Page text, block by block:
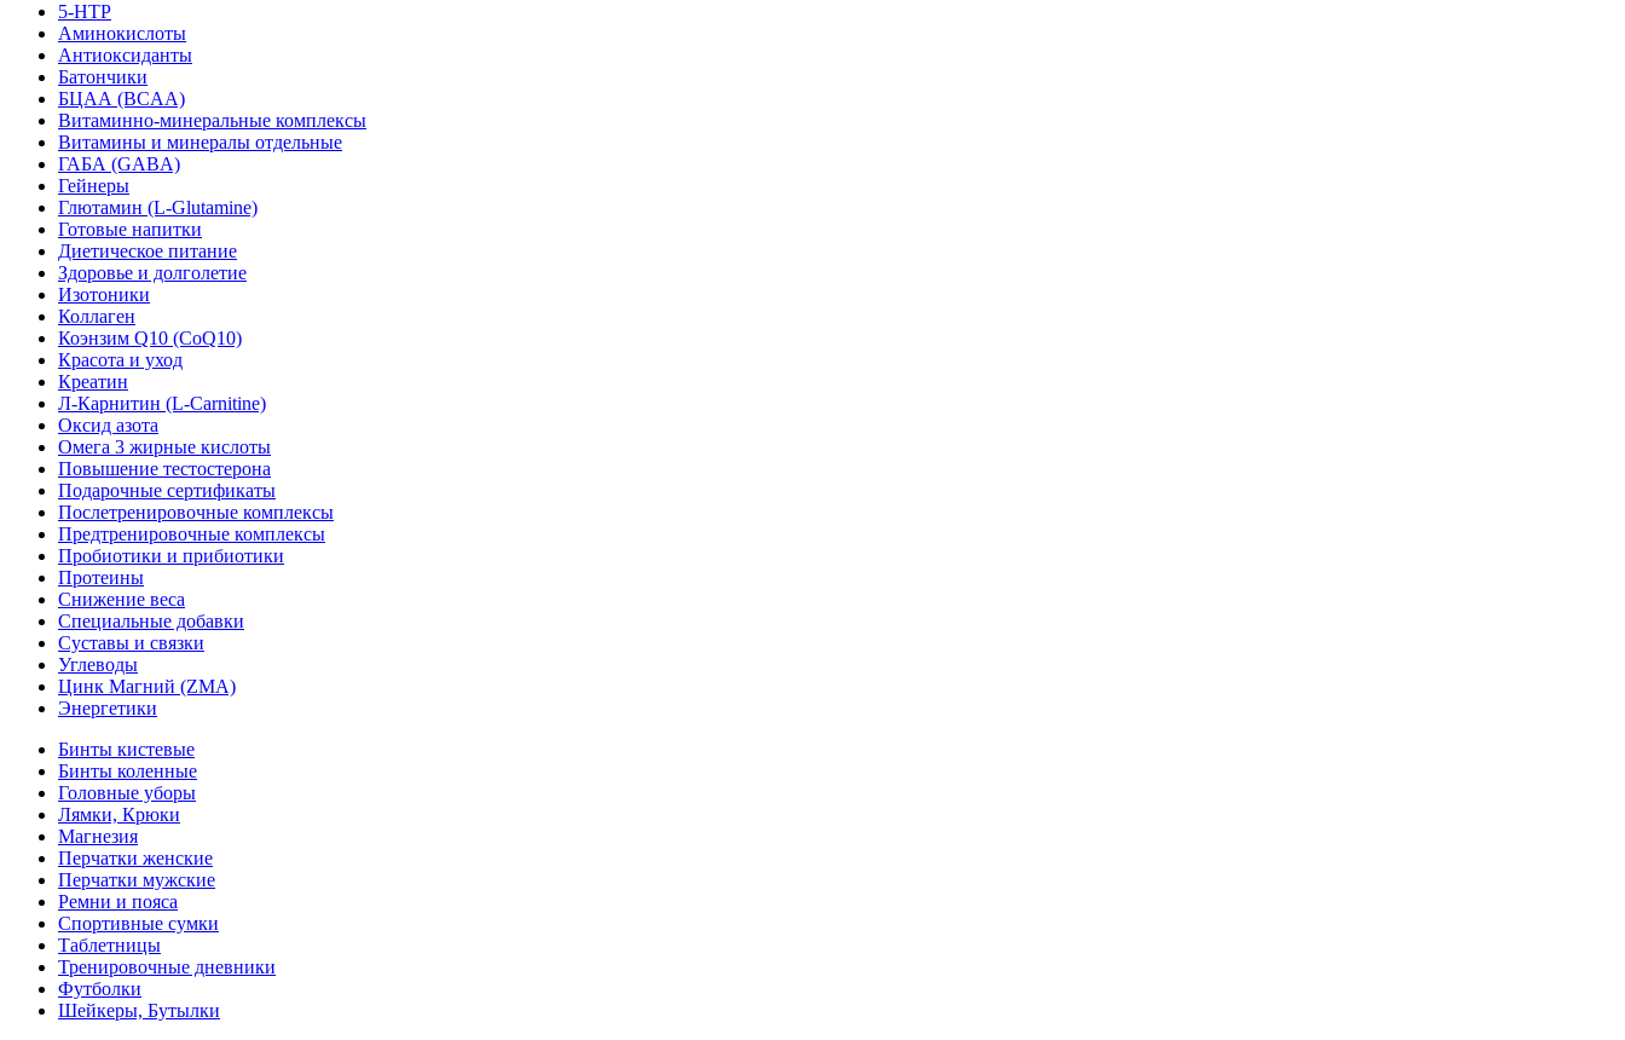
5-HTP
Аминокислоты
Антиоксиданты
Батончики
БЦАА (BCAA)
Витаминно-минеральные комплексы
Витамины и минералы отдельные
ГАБА (GABA)
Гейнеры
Глютамин (L-Glutamine)
Готовые напитки
Диетическое питание
Здоровье и долголетие
Изотоники
Коллаген
Коэнзим Q10 (CoQ10)
Красота и уход
Креатин
Л-Карнитин (L-Сarnitine)
Оксид азота
Омега 3 жирные кислоты
Повышение тестостерона
Подарочные сертификаты
Послетренировочные комплексы
Предтренировочные комплексы
Пробиотики и прибиотики
Протеины
Снижение веса
Специальные добавки
Суставы и связки
Углеводы
Цинк Магний (ZMA)
Энергетики
Бинты кистевые
Бинты коленные
Головные уборы
Лямки, Крюки
Магнезия
Перчатки женские
Перчатки мужские
Ремни и пояса
Спортивные сумки
Таблетницы
Тренировочные дневники
Футболки
Шейкеры, Бутылки